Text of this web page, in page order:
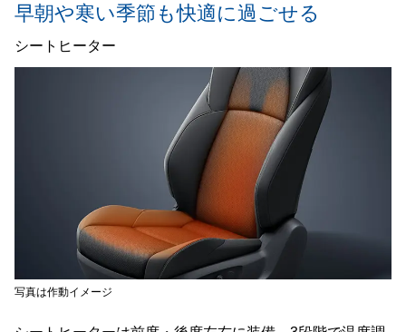
早朝や寒い季節も快適に過ごせる
シートヒーター
写真は作動イメージ